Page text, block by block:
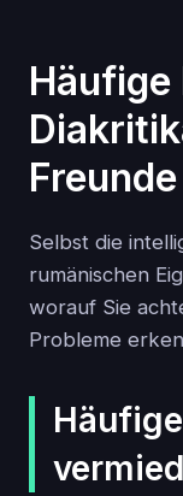
Selbst die
rumänischen
worauf Sie
Probleme